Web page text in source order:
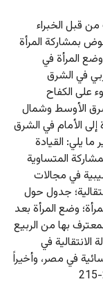
قبل الخبراء
عام 212 بشأن النهوض بمشاركة المرأة
وضع المرأة في
في الشرق
على الكفاح
الأوسط وشمال
الأمام في الشرق
ما يلي: القيادة
المتساوية
في مجالات
جدول حول
وضع المرأة بعد
بها من الربيع
في
في مصر، وأخيراً